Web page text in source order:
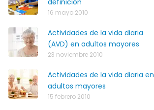
definición
16 mayo 2010
Actividades de la vida diaria
(AVD) en adultos mayores
23 noviembre 2010
Actividades de la vida diaria en
adultos mayores
15 febrero 2010